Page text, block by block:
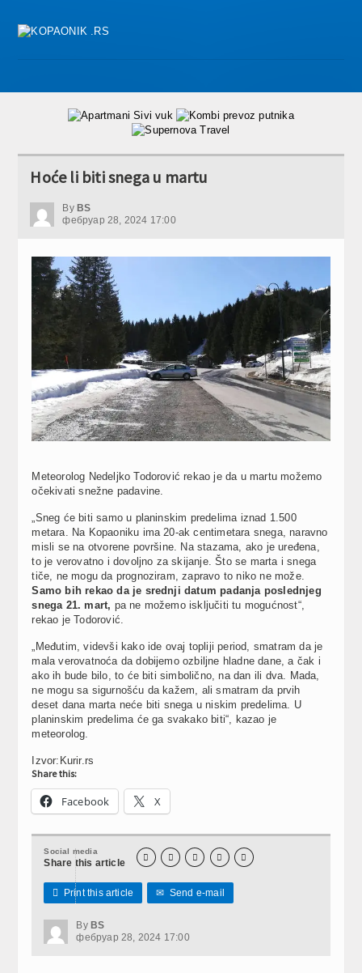
Hoće li biti snega u martu
By BS
фебруар 28, 2024 17:00
Meteorolog Nedeljko Todorović rekao je da u martu možemo
očekivati snežne padavine.
„Sneg će biti samo u planinskim predelima iznad 1.500
metara. Na Kopaoniku ima 20-ak centimetara snega, naravno
misli se na otvorene površine. Na stazama, ako je uređena,
to je verovatno i dovoljno za skijanje. Što se marta i snega
tiče, ne mogu da prognoziram, zapravo to niko ne može.
Samo bih rekao da je srednji datum padanja poslednjeg
snega 21. mart, pa ne možemo isključiti tu mogućnost“,
rekao je Todorović.
„Međutim, videvši kako ide ovaj topliji period, smatram da je
mala verovatnoća da dobijemo ozbiljne hladne dane, a čak i
ako ih bude bilo, to će biti simbolično, na dan ili dva. Mada,
ne mogu sa sigurnošću da kažem, ali smatram da prvih
deset dana marta neće biti snega u niskim predelima. U
planinskim predelima će ga svakako biti“, kazao je
meteorolog.
Izvor:Kurir.rs
Share this:
Facebook X
Social media
Share this article     
 Print this article ✉ Send e-mail
By BS
фебруар 28, 2024 17:00